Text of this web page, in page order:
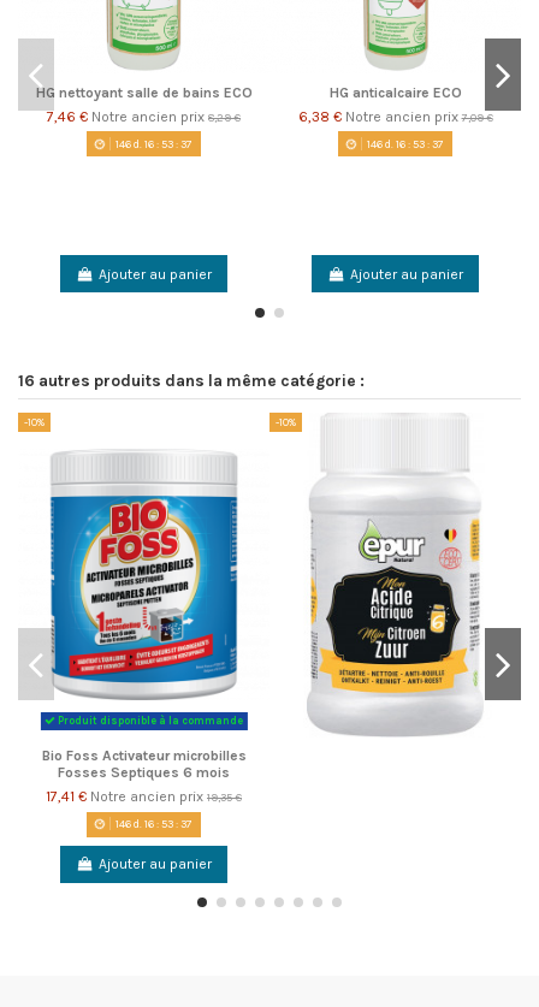
HG nettoyant salle de bains ECO
7,46 € Notre ancien prix 8,29 €
146d. 16:53:36
Ajouter au panier
HG anticalcaire ECO
6,38 € Notre ancien prix7,09 €
146d. 16:53:36
Ajouter au panier
16 autres produits dans la même catégorie :
-10%
Produit disponible à la commande
Bio Foss Activateur microbilles
Fosses Septiques 6 mois
17,41 € Notre ancien prix 19,35 €
146d.16:53:36
Ajouter au panier
-10%